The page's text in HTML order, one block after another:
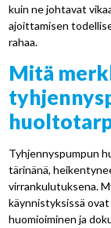
kuin ne johtavat
ajoittamisen
rahaa.
Mitä
Tyhjennyspumpun
tärinänä,
virrankulutuksena.
käynnistyksissä
huomioiminen ja